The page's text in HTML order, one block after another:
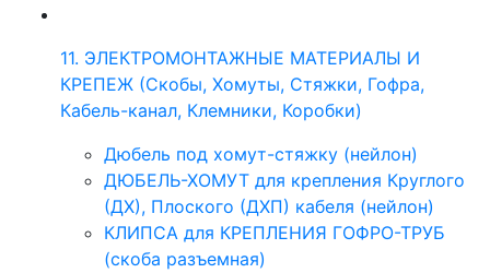
11. ЭЛЕКТРОМОНТАЖНЫЕ МАТЕРИАЛЫ И
КРЕПЕЖ (Скобы, Хомуты, Стяжки, Гофра,
Кабель-канал, Клемники, Коробки)
Дюбель под хомут-стяжку (нейлон)
ДЮБЕЛЬ-ХОМУТ для крепления Круглого
(ДХ), Плоского (ДХП) кабеля (нейлон)
КЛИПСА для КРЕПЛЕНИЯ ГОФРО-ТРУБ
(скоба разъемная)